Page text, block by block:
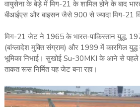
वायुसेना के बेड़े में मिग-21 के शामिल होने के बाद
बीआईएस और बाइसन जैसे 900 से ज्यादा मिग-21
मिग-21 जेट ने 1965 के भारत-पाकिस्तान युद्ध,
(बांग्लादेश मुक्ति संग्राम) और 1999 में कारगिल
भूमिका निभाई। सुखोई Su-30MKI के आने से पहले
ताकत रूस निर्मित यह जेट बना रहा।